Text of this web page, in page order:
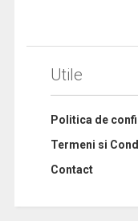
Utile
Politica de
Termeni si
Contact